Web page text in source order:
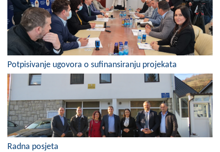
Statut Opštine
Skupštinsko vijeće opštine jezero
Sastav Skupštine
Službeni Glasnici
OPŠTINSKA UPRAVA
INFO
Vijesti
Potpisivanje ugovora o sufinansiranju projekata
Radna posjeta